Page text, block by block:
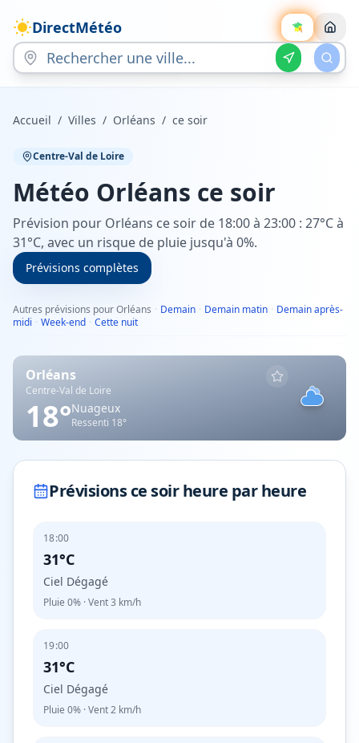
DirectMétéo
Accueil / Villes / Orléans / ce soir
Centre-Val de Loire
Météo Orléans ce soir
Prévision pour Orléans ce soir de 18:00 à 23:00 : 27°C à
31°C, avec un risque de pluie jusqu'à 0%.
Prévisions complètes
Autres prévisions pour Orléans · Demain · Demain matin · Demain après-
midi · Week-end · Cette nuit
Orléans
Centre-Val de Loire
18°Nuageux
Ressenti 18°
Prévisions ce soir heure par heure
18:00
31°C
Ciel Dégagé
Pluie 0% · Vent3 km/h
19:00
31°C
Ciel Dégagé
Pluie 0% · Vent2 km/h